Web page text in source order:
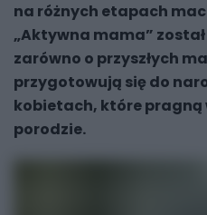
na różnych etapach
„Aktywna mama”
zarówno o przyszłych
przygotowują się do
kobietach, które pragną
porodzie.